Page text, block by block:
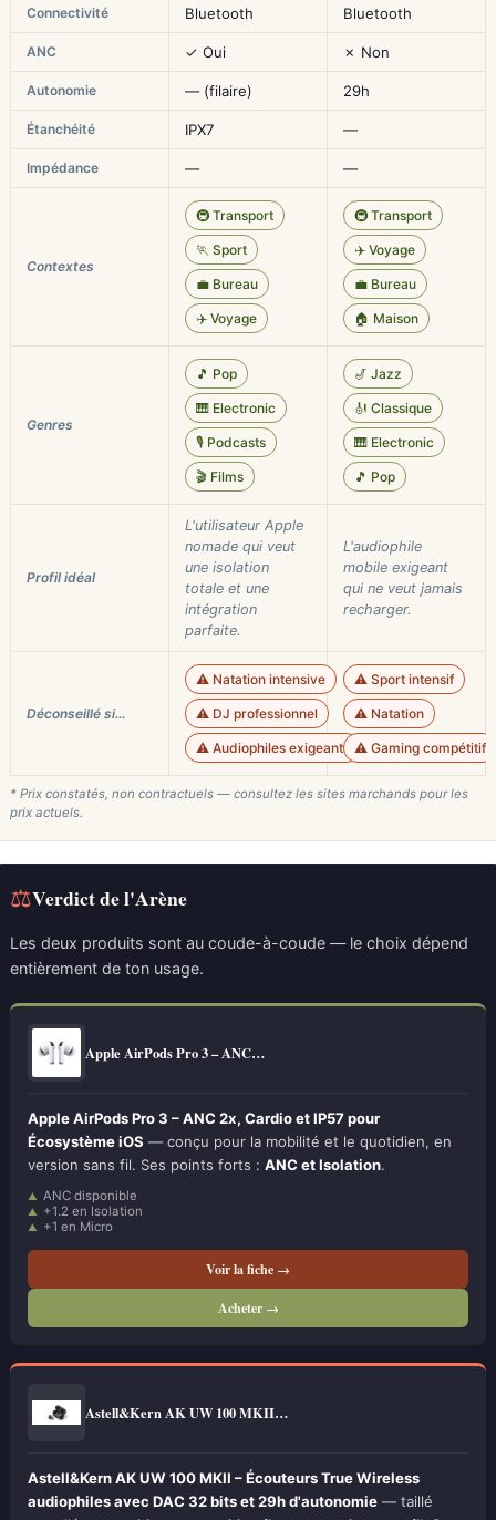
Connectivité Bluetooth Bluetooth
ANC ✓ Oui ✗ Non
Autonomie — (filaire) 29h
Étanchéité IPX7 —
Impédance — —
Contextes
🚇 Transport
🏃 Sport
💼 Bureau
✈️ Voyage
🚇 Transport
✈️ Voyage
💼 Bureau
🏠 Maison
Genres
🎵 Pop
🎹 Electronic
🎙️ Podcasts
🎬 Films
🎷 Jazz
🎻 Classique
🎹 Electronic
🎵 Pop
Profil idéal
L'utilisateur Apple
nomade qui veut
une isolation
totale et une
intégration
parfaite.
L'audiophile
mobile exigeant
qui ne veut jamais
recharger.
Déconseillé si…
⚠️ Natation intensive
⚠️ DJ professionnel
⚠️ Audiophiles exigeants
⚠️ Sport intensif
⚠️ Natation
⚠️ Gaming compétitif
* Prix constatés, non contractuels — consultez les sites marchands pour les
prix actuels.
⚖Verdict de l'Arène
Les deux produits sont au coude-à-coude — le choix dépend
entièrement de ton usage.
Apple AirPods Pro 3 – ANC…
Apple AirPods Pro 3 – ANC 2x, Cardio et IP57 pour
Écosystème iOS — conçu pour la mobilité et le quotidien, en
version sans fil. Ses points forts : ANC et Isolation.
ANC disponible
+1.2 en Isolation
+1 en Micro
Voir la fiche →
Acheter →
Astell&Kern AK UW 100 MKII…
Astell&Kern AK UW 100 MKII – Écouteurs True Wireless
audiophiles avec DAC 32 bits et 29h d'autonomie — taillé